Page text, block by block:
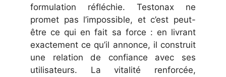
formulation réfléchie. Testonax ne
promet pas l’impossible, et c’est peut-
être ce qui en fait sa force : en livrant
exactement ce qu’il annonce, il construit
une relation de confiance avec ses
utilisateurs. La vitalité renforcée,